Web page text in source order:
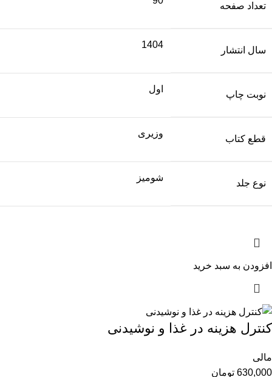
تعداد صفحه
سال انتشار
1404
نوبت چاپ
اول
قطع کتاب
وزیری
نوع جلد
شومیز
افزودن به سبد خرید
کنترل هزینه در غذا و نوشیدنی
مالی
630,000 تومان